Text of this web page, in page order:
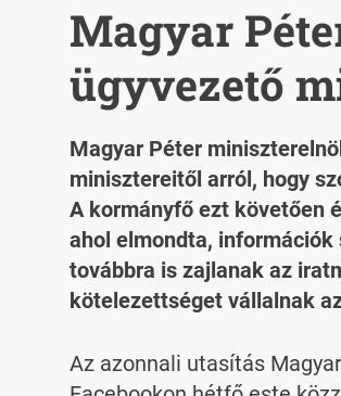
Magyar
ügyvezető
Magyar Péter
minisztereitől arról, hogy
A kormányfő ezt követően
ahol elmondta,
továbbra is zajlanak az
kötelezettséget vállalnak
Az azonnali utasítás